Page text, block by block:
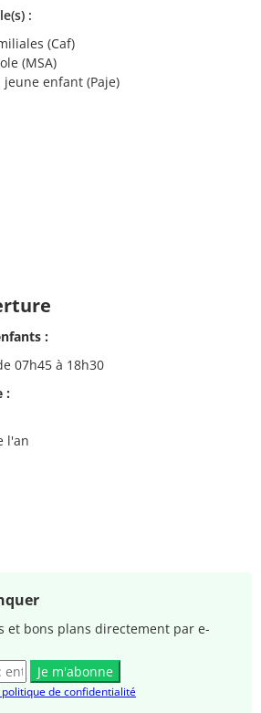
:
(Caf)
(MSA)
enfant (Paje)
:
07h45 à 18h30
:
l'an
et bons plans directement par e-
Je m'abonne
de confidentialité